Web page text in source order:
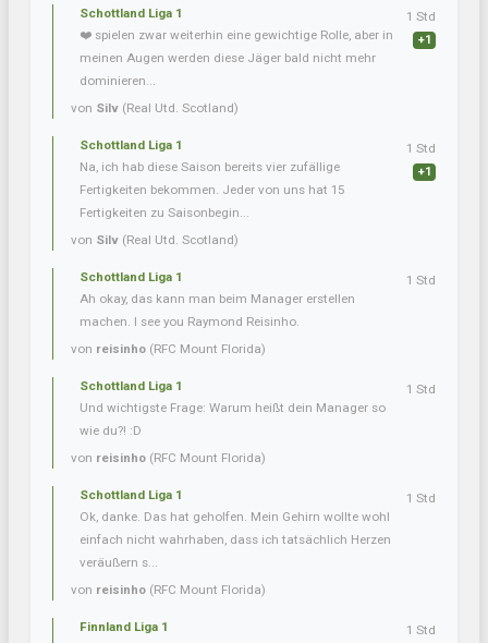
Schottland Liga 1
❤️ spielen zwar weiterhin eine gewichtige Rolle, aber in
meinen Augen werden diese Jäger bald nicht mehr
dominieren...
von Silv (Real Utd. Scotland)
1 Std
+1
Schottland Liga 1
Na, ich hab diese Saison bereits vier zufällige
Fertigkeiten bekommen. Jeder von uns hat 15
Fertigkeiten zu Saisonbegin...
von Silv (Real Utd. Scotland)
1 Std
+1
Schottland Liga 1
Ah okay, das kann man beim Manager erstellen
machen. I see you Raymond Reisinho.
von reisinho (RFC Mount Florida)
1 Std
Schottland Liga 1
Und wichtigste Frage: Warum heißt dein Manager so
wie du?! :D
von reisinho (RFC Mount Florida)
1 Std
Schottland Liga 1
Ok, danke. Das hat geholfen. Mein Gehirn wollte wohl
einfach nicht wahrhaben, dass ich tatsächlich Herzen
veräußern s...
von reisinho (RFC Mount Florida)
1 Std
Finnland Liga 1
1 Std